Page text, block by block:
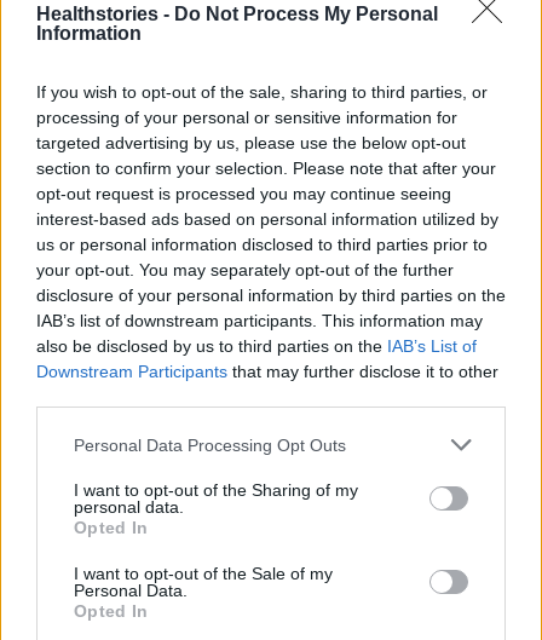
Healthstories - Do Not Process My Personal
Information
If you wish to opt-out of the sale, sharing to third parties, or
processing of your personal or sensitive information for
targeted advertising by us, please use the below opt-out
section to confirm your selection. Please note that after your
opt-out request is processed you may continue seeing
interest-based ads based on personal information utilized by
us or personal information disclosed to third parties prior to
your opt-out. You may separately opt-out of the further
disclosure of your personal information by third parties on the
IAB’s list of downstream participants. This information may
also be disclosed by us to third parties on the IAB’s List of
Downstream Participants that may further disclose it to other
Personal Data Processing Opt Outs
I want to opt-out of the Sharing of my
personal data.
Opted In
I want to opt-out of the Sale of my
Personal Data.
Opted In
Δείτε Ακόμη
9 πράγματα που δεν πρέπει να λέτε σε
Τατουάζ: Μπορεί να επηρεάσει μετά από
καιρό τα μάτια και την...
Ταχύτερη βιολογική γήρανση στους